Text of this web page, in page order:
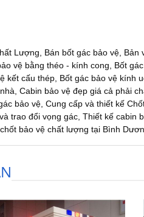
Lượng Bán bốt gác bảo vệ Bản
vệ bằng théo - kính cong Bốt
kết cấu thép Bốt gác bảo vệ kính
Cabin bảo vệ đẹp giá cả phải
bảo vệ Cung cấp và thiết kế
trao đổi vọng gác Thiết kế cabin
bảo vệ chất lượng tại Bình